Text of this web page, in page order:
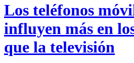
Los teléfonos
influyen más en
que la televisión